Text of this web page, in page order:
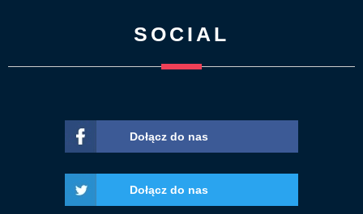
SOCIAL
Dołącz do nas
Dołącz do nas